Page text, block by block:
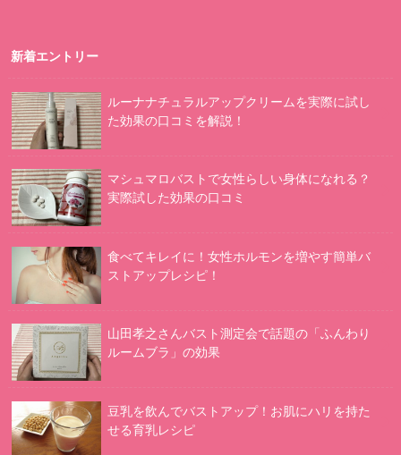
新着エントリー
ルーナナチュラルアップクリームを実際に試し
た効果の口コミを解説！
マシュマロバストで女性らしい身体になれる？
実際試した効果の口コミ
食べてキレイに！女性ホルモンを増やす簡単バ
ストアップレシピ！
山田孝之さんバスト測定会で話題の「ふんわり
ルームブラ」の効果
豆乳を飲んでバストアップ！お肌にハリを持た
せる育乳レシピ